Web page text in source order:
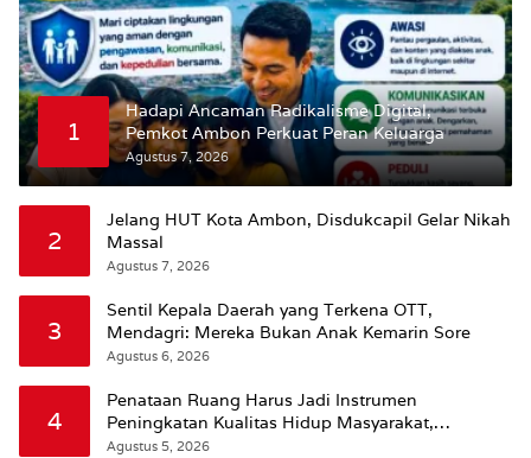
1
Hadapi Ancaman Radikalisme Digital,
Pemkot Ambon Perkuat Peran Keluarga
Agustus 7, 2026
2
Jelang HUT Kota Ambon, Disdukcapil Gelar Nikah
Massal
Agustus 7, 2026
3
Sentil Kepala Daerah yang Terkena OTT,
Mendagri: Mereka Bukan Anak Kemarin Sore
Agustus 6, 2026
4
Penataan Ruang Harus Jadi Instrumen
Peningkatan Kualitas Hidup Masyarakat,
Wattimena: Revisi RT-RW Ditetapkan Pemkot
Agustus 5, 2026